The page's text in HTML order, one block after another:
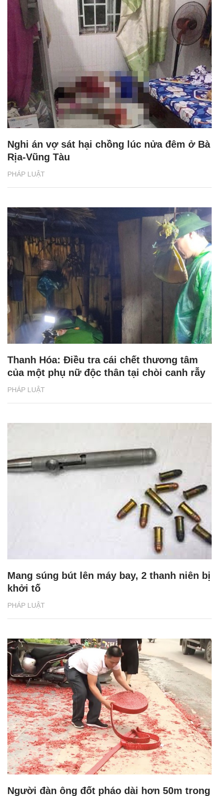
PHÁP LUẬT
Nghi án vợ sát hại chồng lúc nửa đêm ở Bà
Rịa-Vũng Tàu
PHÁP LUẬT
Thanh Hóa: Điều tra cái chết thương tâm
của một phụ nữ độc thân tại chòi canh rẫy
PHÁP LUẬT
Mang súng bút lên máy bay, 2 thanh niên bị
khởi tố
Người đàn ông đốt pháo dài hơn 50m trong